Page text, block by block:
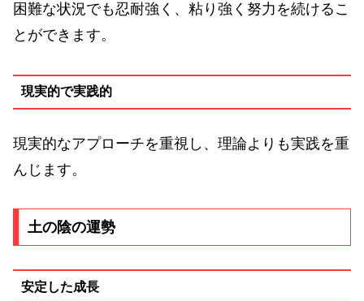
困難な状況でも忍耐強く、粘り強く努力を続けるこ
とができます。
現実的で実践的
現実的なアプローチを重視し、理論よりも実践を重
んじます。
土の陰の運勢
安定した成長